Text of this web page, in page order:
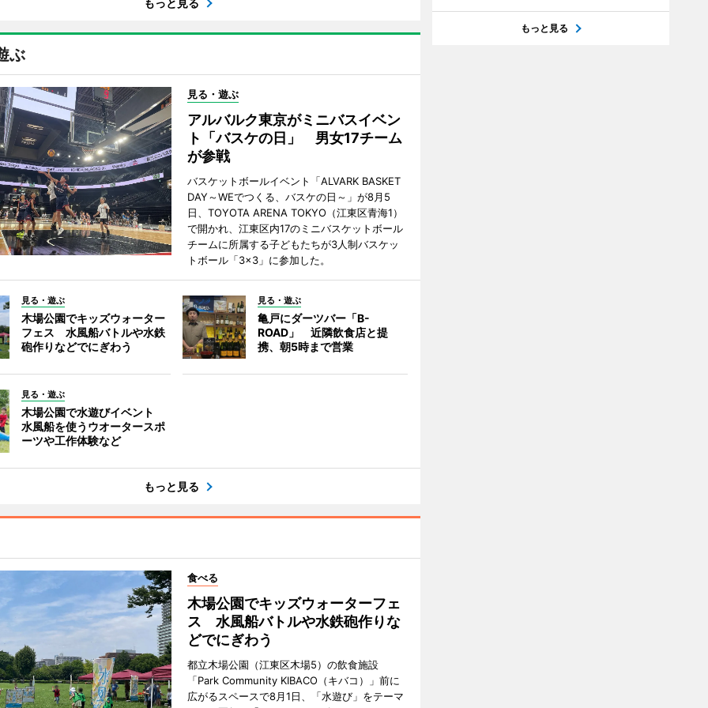
もっと見る
ぶ
見る・遊ぶ
アルバルク東京がミニバスイベン
ト「バスケの日」 男女17チーム
が参戦
バスケットボールイベント「ALVARK BASKET
DAY～WEでつくる、バスケの日～」が8月5
日、TOYOTA ARENA TOKYO（江東区青海1）
で開かれ、江東区内17のミニバスケットボール
チームに所属する子どもたちが3人制バスケッ
トボール「3×3」に参加した。
見る・遊ぶ
木場公園でキッズウォーター
フェス 水風船バトルや水鉄
砲作りなどでにぎわう
見る・遊ぶ
亀戸にダーツバー「B-
ROAD」 近隣飲食店と提
携、朝5時まで営業
見る・遊ぶ
木場公園で水遊びイベント
水風船を使うウオータースポ
ーツや工作体験など
もっと見る
食べる
木場公園でキッズウォーターフェ
ス 水風船バトルや水鉄砲作りな
どでにぎわう
都立木場公園（江東区木場5）の飲食施設
「Park Community KIBACO（キバコ）」前に
広がるスペースで8月1日、「水遊び」をテーマ
もっと見る